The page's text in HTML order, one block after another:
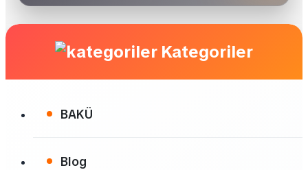
Kategoriler
BAKÜ
Blog